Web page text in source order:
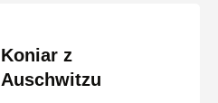
Koniar z
Auschwitzu